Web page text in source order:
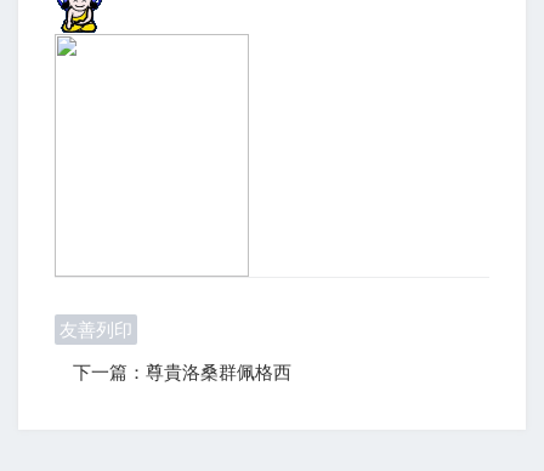
友善列印
下一篇：尊貴洛桑群佩格西